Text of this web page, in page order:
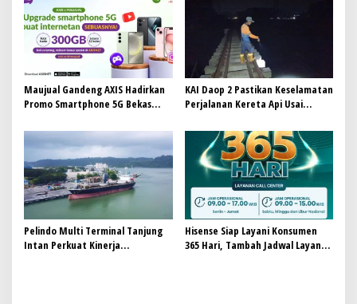
Maujual Gandeng AXIS Hadirkan
Promo Smartphone 5G Bekas
KAI Daop 2 Pastikan Keselamatan
Perjalanan Kereta Api Usai
Pelindo Multi Terminal Tanjung
Intan Perkuat Kinerja
Hisense Siap Layani Konsumen
365 Hari, Tambah Jadwal Layanan